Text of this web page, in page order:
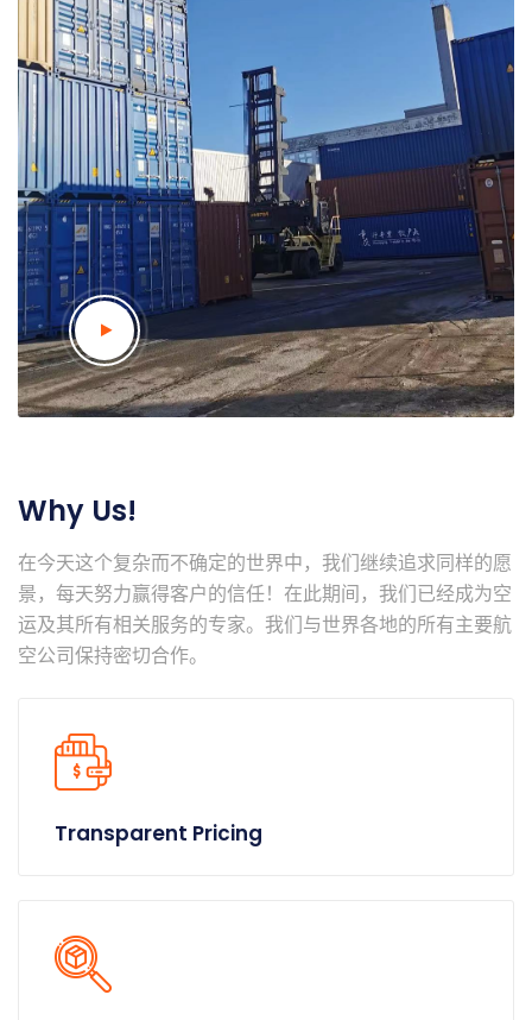
Why Us!
在今天这个复杂而不确定的世界中，我们继续追求同样的愿
景，每天努力赢得客户的信任！在此期间，我们已经成为空
运及其所有相关服务的专家。我们与世界各地的所有主要航
空公司保持密切合作。
Transparent Pricing